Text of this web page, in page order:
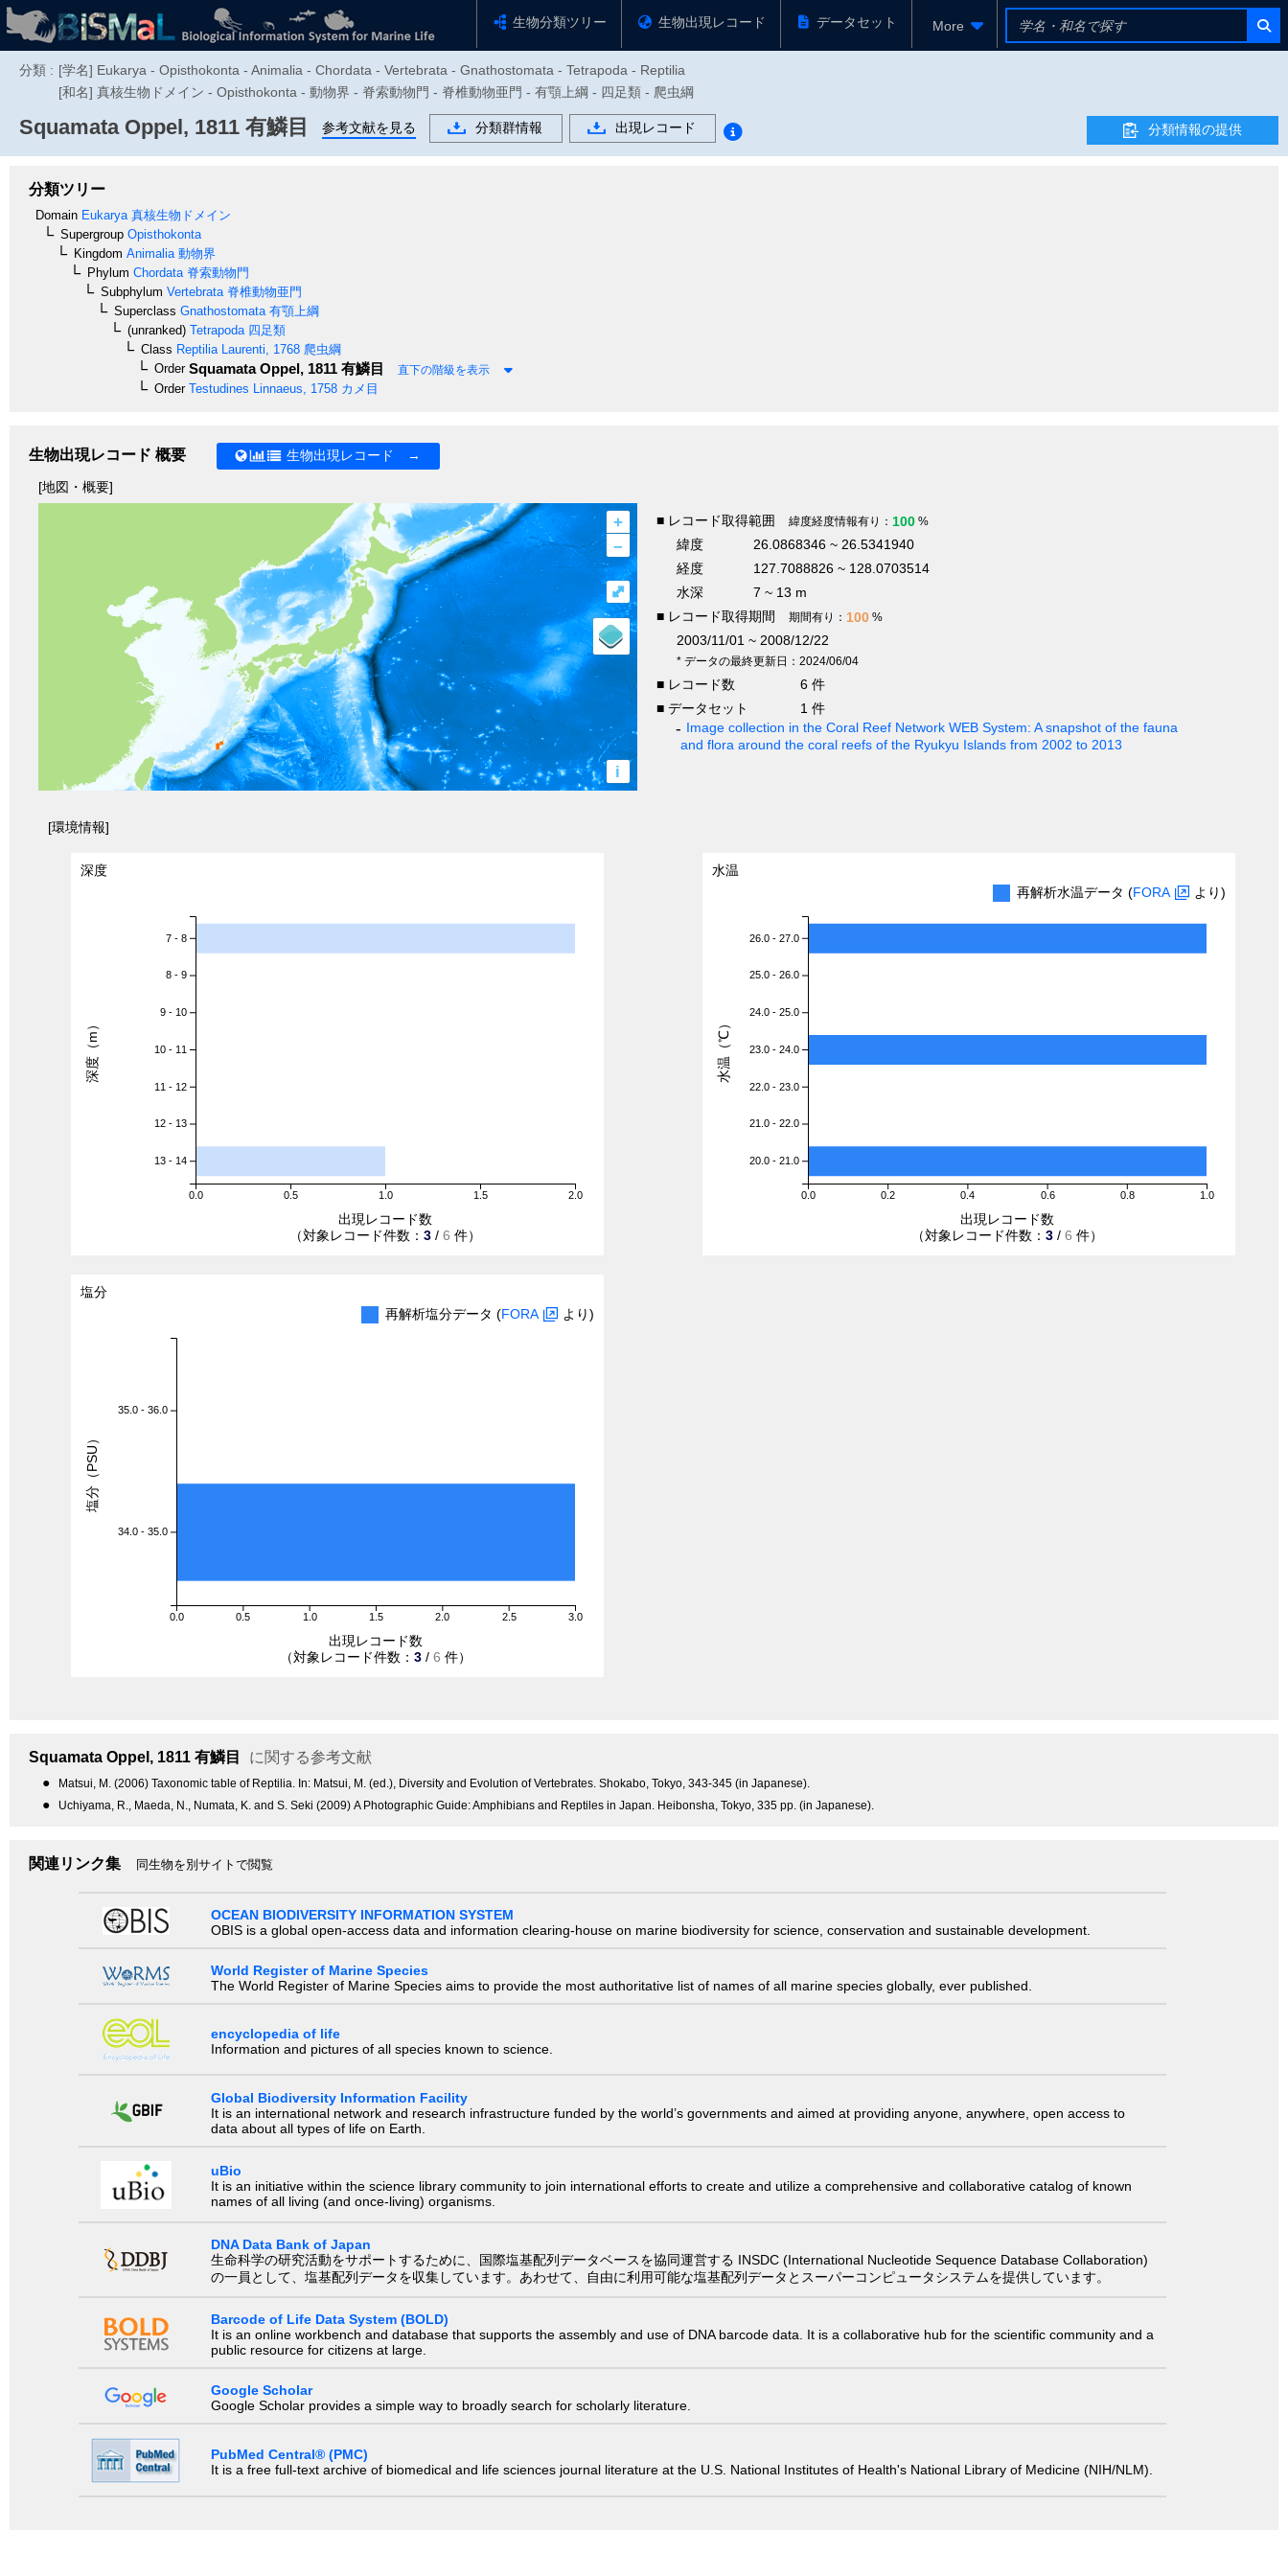
生物分類ツリー 生物出現レコード データセット More
分類 : [学名] Eukarya - Opisthokonta - Animalia - Chordata - Vertebrata - Gnathostomata - Tetrapoda - Reptilia
[和名] 真核生物ドメイン - Opisthokonta - 動物界 - 脊索動物門 - 脊椎動物亜門 - 有顎上綱 - 四足類 - 爬虫綱
SquamataOppel, 1811 有鱗目 参考文献を見る 分類群情報 出現レコード 分類情報の提供
分類ツリー
Domain Eukarya 真核生物ドメイン
Supergroup Opisthokonta
Kingdom Animalia 動物界
Phylum Chordata 脊索動物門
Subphylum Vertebrata 脊椎動物亜門
Superclass Gnathostomata 有顎上綱
(unranked) Tetrapoda 四足類
Class Reptilia Laurenti, 1768 爬虫綱
OrderSquamataOppel, 1811 有鱗目 直下の階級を表示
OrderTestudines Linnaeus, 1758 カメ目
生物出現レコード 概要 生物出現レコード →
[地図・概要]
+
–
i
⤢
■ レコード取得範囲 緯度経度情報有り： 100 %
緯度
26.0868346 ~ 26.5341940
経度
127.7088826 ~ 128.0703514
水深
7 ~ 13 m
■ レコード取得期間
期間有り： 100 %
2003/11/01 ~ 2008/12/22
* データの最終更新日：2024/06/04
■ レコード数
6 件
■ データセット
1 件
Image collection in the Coral Reef Network WEB System: A snapshot of the fauna
and flora around the coral reefs of the Ryukyu Islands from 2002 to 2013
[環境情報]
深度
0.0 0.5 1.0 1.5 2.0
7 - 8
8 - 9
9 - 10
10 - 11
11 - 12
12 - 13
13 - 14
出現レコード数
（対象レコード件数： 3 / 6 件）
深度（m）
水温
再解析水温データ (FORA より)
0.0 0.2 0.4 0.6 0.8 1.0
26.0 - 27.0
25.0 - 26.0
24.0 - 25.0
23.0 - 24.0
22.0 - 23.0
21.0 - 22.0
20.0 - 21.0
出現レコード数
（対象レコード件数：3 /6 件）
水温（℃）
塩分
再解析塩分データ (FORA より)
0.0 0.5 1.0 1.5 2.0 2.5 3.0
35.0 - 36.0
34.0 - 35.0
出現レコード数
（対象レコード件数： 3 / 6 件）
塩分（PSU）
Squamata Oppel, 1811 有鱗目 に関する参考文献
● Matsui, M. (2006) Taxonomic table of Reptilia. In: Matsui, M. (ed.), Diversity and Evolution of Vertebrates. Shokabo, Tokyo, 343-345 (in Japanese).
● Uchiyama, R., Maeda, N., Numata, K. and S. Seki (2009) A Photographic Guide: Amphibians and Reptiles in Japan. Heibonsha, Tokyo, 335 pp. (in Japanese).
関連リンク集 同生物を別サイトで閲覧
OCEAN BIODIVERSITY INFORMATION SYSTEM
OBIS is a global open-access data and information clearing-house on marine biodiversity for science, conservation and sustainable development.
World Register of Marine Species
The World Register of Marine Species aims to provide the most authoritative list of names of all marine species globally, ever published.
encyclopedia of life
Information and pictures of all species known to science.
Global Biodiversity Information Facility
It is an international network and research infrastructure funded by the world’s governments and aimed at providing anyone, anywhere, open access to
data about all types of life on Earth.
uBio
It is an initiative within the science library community to join international efforts to create and utilize a comprehensive and collaborative catalog of known
names of all living (and once-living) organisms.
DNA Data Bank of Japan
生命科学の研究活動をサポートするために、国際塩基配列データベースを協同運営する INSDC (International Nucleotide Sequence Database Collaboration)
の一員として、塩基配列データを収集しています。あわせて、自由に利用可能な塩基配列データとスーパーコンピュータシステムを提供しています。
Barcode of Life Data System (BOLD)
It is an online workbench and database that supports the assembly and use of DNA barcode data. It is a collaborative hub for the scientific community and a
public resource for citizens at large.
Google Scholar
Google Scholar provides a simple way to broadly search for scholarly literature.
PubMed Central® (PMC)
It is a free full-text archive of biomedical and life sciences journal literature at the U.S. National Institutes of Health's National Library of Medicine (NIH/NLM).